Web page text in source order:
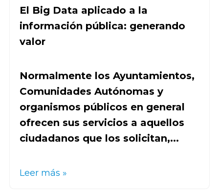
El Big Data aplicado a la
información pública: generando
valor
Normalmente los Ayuntamientos,
Comunidades Autónomas y
organismos públicos en general
ofrecen sus servicios a aquellos
ciudadanos que los solicitan,...
Leer más »